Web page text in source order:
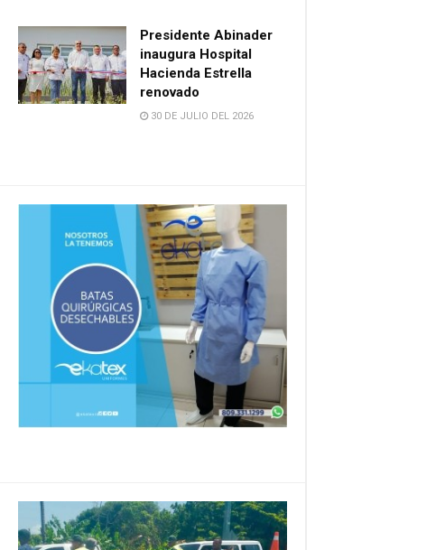
Presidente Abinader
inaugura Hospital
Hacienda Estrella
renovado
30 DE JULIO DEL 2026